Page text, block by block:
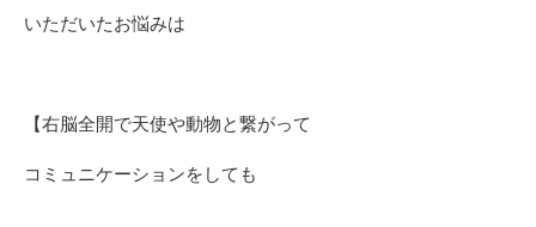
いただいたお悩みは
【右脳全開で天使や動物と繋がって
コミュニケーションをしても